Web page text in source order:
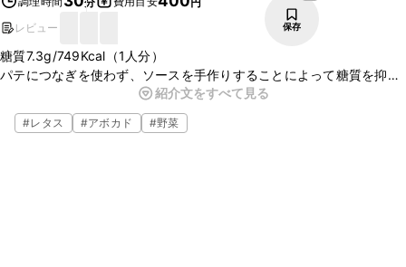
レビュー
保存
糖質7.3g/749Kcal（1人分）
パテにつなぎを使わず、ソースを手作りすることによって糖質を抑え
ています。食べ応えのあるハンバーガーですのでぜひ試してみてくだ
さいね。
※この糖質量・カロリーは調理法等を考慮した栄養計算を行っている
紹介文をすべて見る
#レタス #アボカド #野菜